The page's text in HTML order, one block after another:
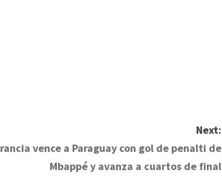
Next:
vence a Paraguay con gol de penalti de
Mbappé y avanza a cuartos de final